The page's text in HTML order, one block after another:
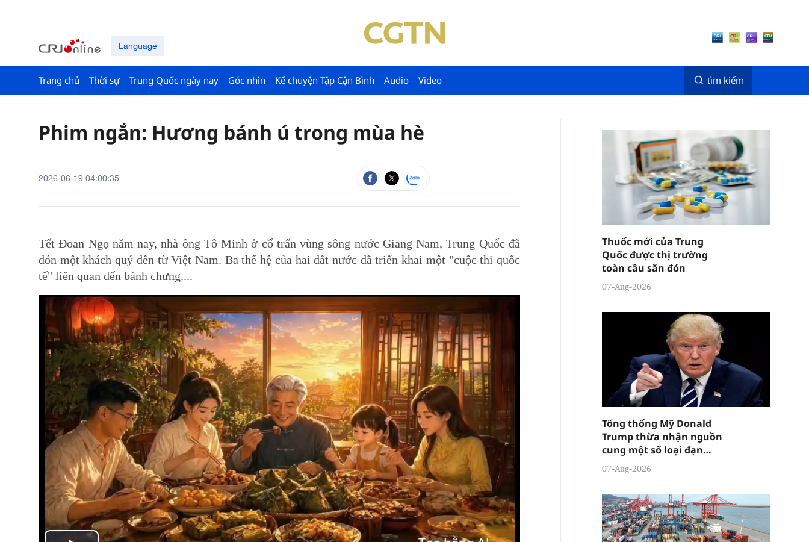
Language
Trang chủ Thời sự Trung Quốc ngày nay Góc nhìn Kể chuyện Tập Cận Bình Audio Video tìm kiếm
Phim ngắn: Hương bánh ú trong mùa hè
2026-06-19 04:00:35
Tết Đoan Ngọ năm nay, nhà ông Tô Minh ở cổ trấn vùng sông nước Giang Nam, Trung Quốc đã
đón một khách quý đến từ Việt Nam. Ba thế hệ của hai đất nước đã triển khai một "cuộc thi quốc
tế" liên quan đến bánh chưng....
Thuốc mới của Trung
Quốc được thị trường
toàn cầu săn đón
07-Aug-2026
Tổng thống Mỹ Donald
Trump thừa nhận nguồn
cung một số loại đạn
dược đang "tương đối
căng thẳng"
07-Aug-2026